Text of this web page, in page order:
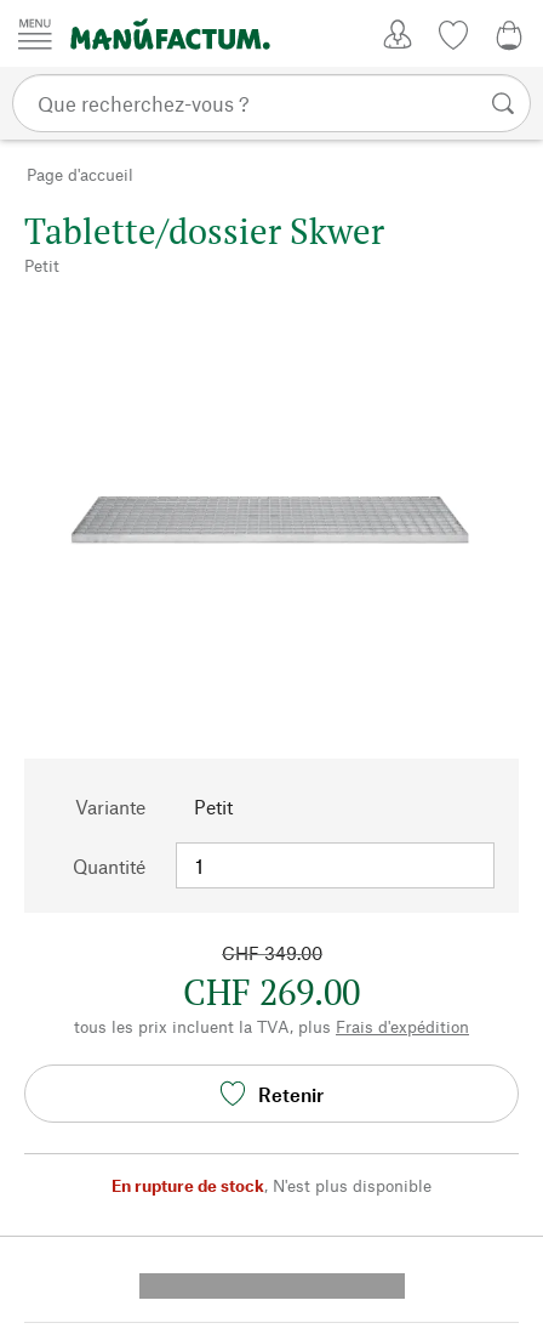
Passer au contenu
Page d'accueil
Tablette/dossier Skwer
Petit
Variante Petit
Quantité
CHF 349.00
CHF 269.00
tous les prix incluent la TVA, plus Frais d'expédition
Retenir
En rupture de stock, N'est plus disponible